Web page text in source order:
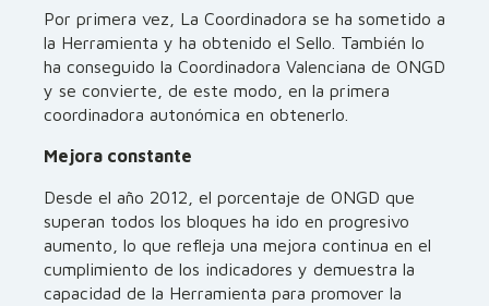
Por primera vez, La Coordinadora se ha sometido a
la Herramienta y ha obtenido el Sello. También lo
ha conseguido la Coordinadora Valenciana de ONGD
y se convierte, de este modo, en la primera
coordinadora autonómica en obtenerlo.
Mejora constante
Desde el año 2012, el porcentaje de ONGD que
superan todos los bloques ha ido en progresivo
aumento, lo que refleja una mejora continua en el
cumplimiento de los indicadores y demuestra la
capacidad de la Herramienta para promover la